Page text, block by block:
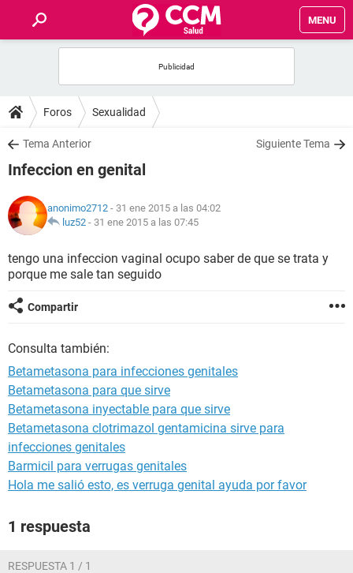
MENU
FOROS
SALUD
NUTRICIÓN
BIENESTAR
SEXUALIDAD
GLOSARIO
Foros Sexualidad
Tema Anterior Siguiente Tema
Infeccion en genital
anonimo2712 - 31 ene 2015 a las 04:02
luz52 - 31 ene 2015 a las 07:45
tengo una infeccion vaginal ocupo saber de que se trata y
porque me sale tan seguido
Compartir
Consulta también:
Betametasona para infecciones genitales
Betametasona para que sirve
Betametasona inyectable para que sirve
Betametasona clotrimazol gentamicina sirve para
infecciones genitales
Barmicil para verrugas genitales
Hola me salió esto, es verruga genital ayuda por favor
1 respuesta
RESPUESTA 1 / 1